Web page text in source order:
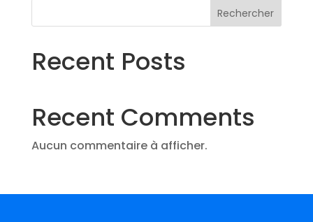
Rechercher
Recent Posts
Recent Comments
Aucun commentaire à afficher.